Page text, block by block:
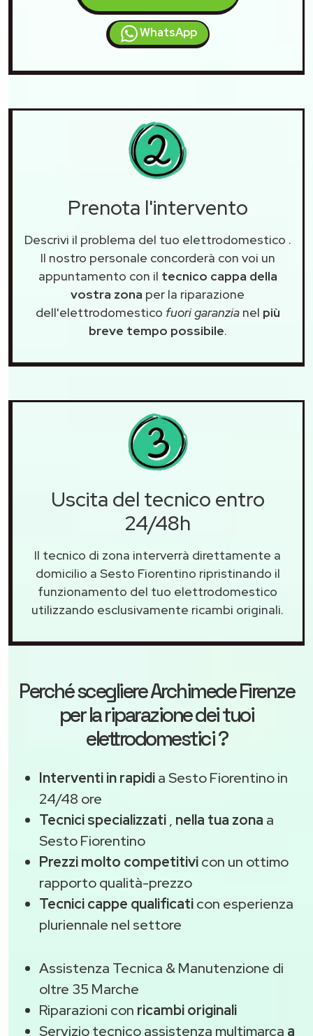
WhatsApp
Prenota l'intervento
Descrivi il problema del tuo elettrodomestico .
Il nostro personale concorderà con voi un
appuntamento con il tecnico cappa della
vostra zona per la riparazione
dell'elettrodomestico fuori garanzianel più
breve tempo possibile.
Uscita del tecnico entro
24/48h
Il tecnico di zona interverrà direttamente a
domicilio a Sesto Fiorentino ripristinando il
funzionamento del tuo elettrodomestico
utilizzando esclusivamente ricambi originali.
Perché scegliereArchimede Firenze
per la riparazione dei tuoi
elettrodomestici ?
Interventi in rapidia Sesto Fiorentino in
24/48 ore
Tecnici specializzati, nella tua zona a
Sesto Fiorentino
Prezzi molto competitivicon un ottimo
rapporto qualità-prezzo
Tecnici cappe qualificaticon esperienza
pluriennale nel settore
Assistenza Tecnica & Manutenzione di
oltre 35 Marche
Riparazioni con ricambi originali
Servizio tecnico assistenza multimarca a